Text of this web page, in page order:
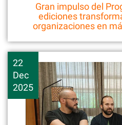
Gran impulso del
ediciones
organizaciones en
22
Dec
2025